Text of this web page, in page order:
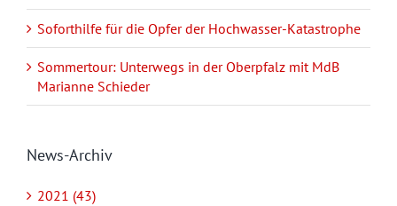
Soforthilfe für die Opfer der Hochwasser-Katastrophe
Sommertour: Unterwegs in der Oberpfalz mit MdB
Marianne Schieder
News-Archiv
2021 (43)